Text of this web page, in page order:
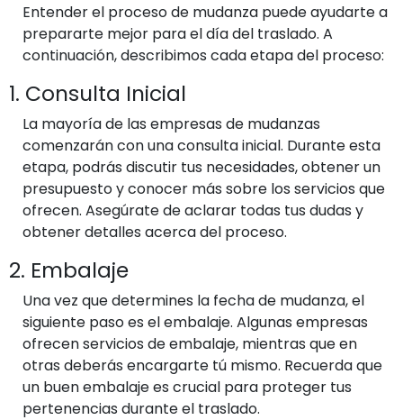
Entender el proceso de mudanza puede ayudarte a
prepararte mejor para el día del traslado. A
continuación, describimos cada etapa del proceso:
1. Consulta Inicial
La mayoría de las empresas de mudanzas
comenzarán con una consulta inicial. Durante esta
etapa, podrás discutir tus necesidades, obtener un
presupuesto y conocer más sobre los servicios que
ofrecen. Asegúrate de aclarar todas tus dudas y
obtener detalles acerca del proceso.
2. Embalaje
Una vez que determines la fecha de mudanza, el
siguiente paso es el embalaje. Algunas empresas
ofrecen servicios de embalaje, mientras que en
otras deberás encargarte tú mismo. Recuerda que
un buen embalaje es crucial para proteger tus
pertenencias durante el traslado.